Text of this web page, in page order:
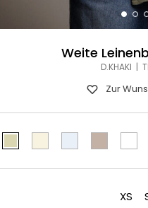
Weite
D.KHAKI |
Zur
XS